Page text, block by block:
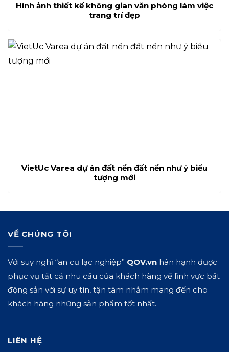
Hình ảnh thiết kế không gian văn phòng làm việc
trang trí đẹp
VietUc Varea dự án đất nền đất nền như ý biểu
tượng mới
VỀ CHÚNG TÔI
Với suy nghĩ “an cư lạc nghiệp” QOV.vn hân hạnh được
phục vụ tất cả nhu cầu của khách hàng về lĩnh vực bất
động sản với sự uy tín, tận tâm nhằm mang đến cho
khách hàng những sản phẩm tốt nhất.
LIÊN HỆ